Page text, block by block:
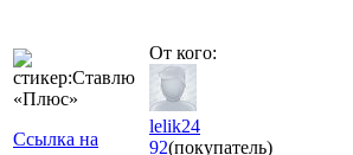
Ссылка на
От кого:
lelik24
92(покупатель)